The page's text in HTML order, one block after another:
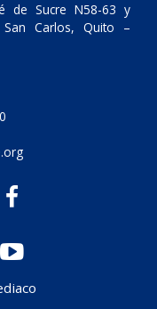
de Sucre N58-63 y
Carlos, Quito –